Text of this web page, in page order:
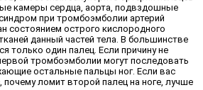
камеры сердца, аорта, подвздошные
при тромбоэмболии артерий
состоянием острого кислородного
данный частей тела. В большинстве
только один палец. Если причину не
тромбоэмболии могут последовать
остальные пальцы ног. Если вас
почему ломит второй палец на ноге, лучше